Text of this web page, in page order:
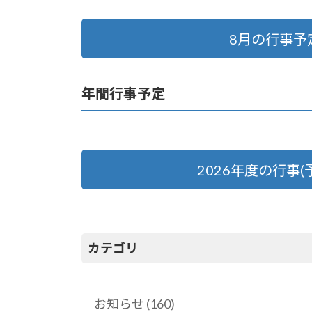
8月の行事予
年間行事予定
2026年度の行事(
カテゴリ
お知らせ (160)